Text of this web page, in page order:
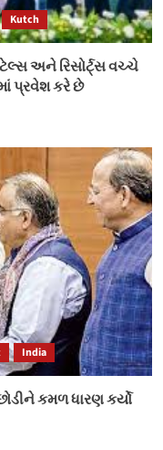
Kutch
અને રિસોર્ટ્સ વચ્ચે
પ્રવેશ કરે છે
India
કમળ ધારણ કર્યો